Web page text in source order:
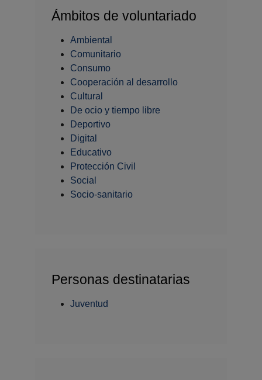
Ámbitos de voluntariado
Ambiental
Comunitario
Consumo
Cooperación al desarrollo
Cultural
De ocio y tiempo libre
Deportivo
Digital
Educativo
Protección Civil
Social
Socio-sanitario
Personas destinatarias
Juventud